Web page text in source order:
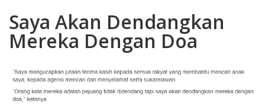
Saya Akan Dendangkan
Mereka Dengan Doa